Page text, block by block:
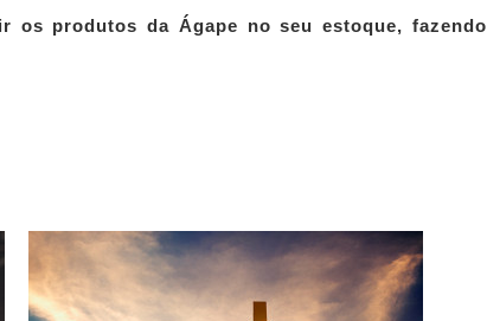
os produtos da Ágape no seu estoque, fazendo